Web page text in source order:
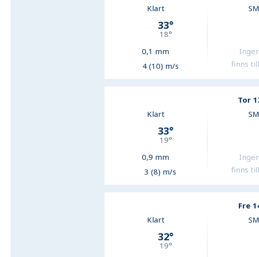
Klart
33°
18°
0,1 mm
4 (10) m/s
finns
Tor
Klart
33°
19°
0,9 mm
3 (8) m/s
finns
Fre
Klart
32°
19°